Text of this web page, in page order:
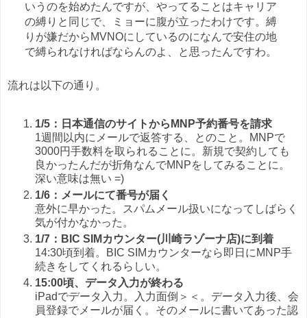
いうのを始めたんですが、やってることはキャリア
の縛りと同じで、ミョーに腹が立ったわけです。縛
りが嫌だからMVNOにしているのになんで安住の地
で縛られなければならんのよ、と思ったんですわ。
流れは以下の通り。
1/5：日本通信のサイトからMNP予約番号を請求
1週間以内にメールで返答する、とのこと。MNPで
3000円手数料を取られることに。新規で契約しても
良かったんだが折角なんでMNPをしてみることに。
深い意味は無い =)
1/6：メールにて番号が届く
意外に早かった。スパムメール扱いになってしばらく
気が付かなかった。
1/7：BIC SIMカウンター(川崎ラゾーナ店)に到着
14:30頃到着。BIC SIMカウンターなら即日にMNP手
続きをしてくれるらしい。
15:00頃、データ入力が終わる
iPadでデータ入力。入力面倒＞＜。データ入力後、会
員登録でメールが届く。そのメールに書いてあった認